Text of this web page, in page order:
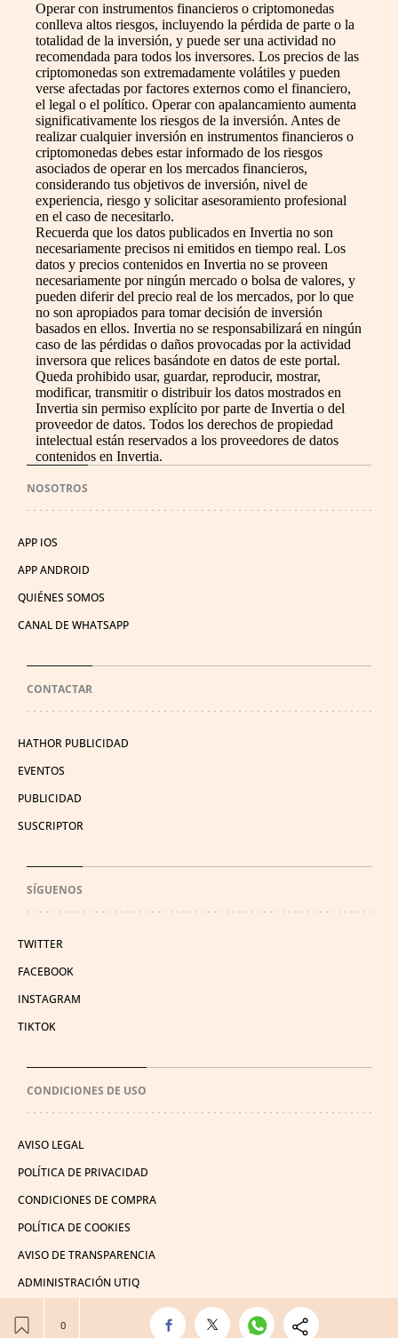
Operar con instrumentos financieros o criptomonedas
conlleva altos riesgos, incluyendo la pérdida de parte o la
totalidad de la inversión, y puede ser una actividad no
recomendada para todos los inversores. Los precios de las
criptomonedas son extremadamente volátiles y pueden
verse afectadas por factores externos como el financiero,
el legal o el político. Operar con apalancamiento aumenta
significativamente los riesgos de la inversión. Antes de
realizar cualquier inversión en instrumentos financieros o
criptomonedas debes estar informado de los riesgos
asociados de operar en los mercados financieros,
considerando tus objetivos de inversión, nivel de
experiencia, riesgo y solicitar asesoramiento profesional
en el caso de necesitarlo.
Recuerda que los datos publicados en Invertia no son
necesariamente precisos ni emitidos en tiempo real. Los
datos y precios contenidos en Invertia no se proveen
necesariamente por ningún mercado o bolsa de valores, y
pueden diferir del precio real de los mercados, por lo que
no son apropiados para tomar decisión de inversión
basados en ellos. Invertia no se responsabilizará en ningún
caso de las pérdidas o daños provocadas por la actividad
inversora que relices basándote en datos de este portal.
Queda prohibido usar, guardar, reproducir, mostrar,
modificar, transmitir o distribuir los datos mostrados en
Invertia sin permiso explícito por parte de Invertia o del
proveedor de datos. Todos los derechos de propiedad
intelectual están reservados a los proveedores de datos
contenidos en Invertia.
NOSOTROS
APP IOS
APP ANDROID
QUIÉNES SOMOS
CANAL DE WHATSAPP
CONTACTAR
HATHOR PUBLICIDAD
EVENTOS
PUBLICIDAD
SUSCRIPTOR
SÍGUENOS
TWITTER
FACEBOOK
INSTAGRAM
TIKTOK
CONDICIONES DE USO
AVISO LEGAL
POLÍTICA DE PRIVACIDAD
CONDICIONES DE COMPRA
POLÍTICA DE COOKIES
AVISO DE TRANSPARENCIA
ADMINISTRACIÓN UTIQ